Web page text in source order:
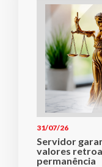
31/07/26
Servidor
valores
permanência